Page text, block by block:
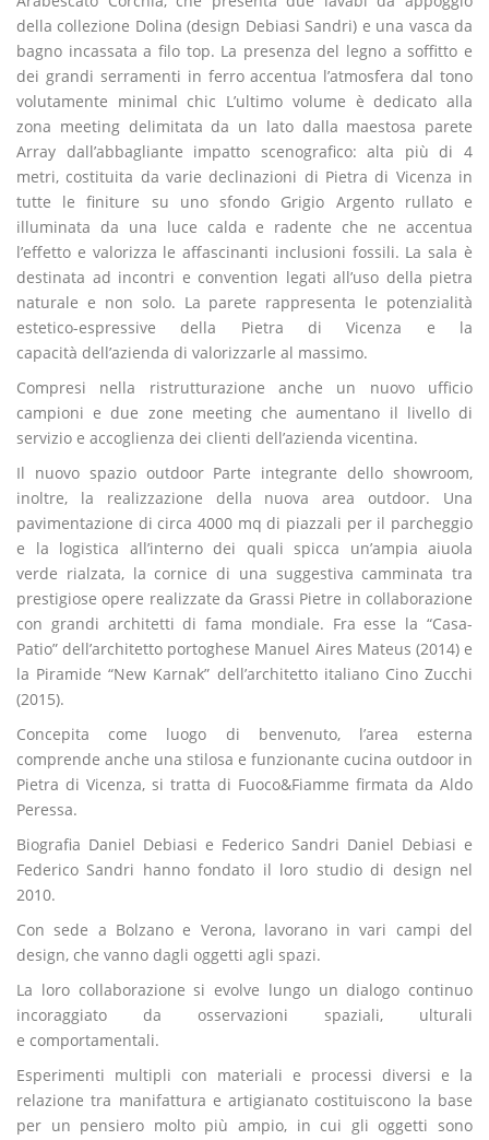
della collezione Dolina (design Debiasi Sandri) e una vasca da
bagno incassata a filo top. La presenza del legno a soffitto e
dei grandi serramenti in ferro accentua l’atmosfera dal tono
volutamente minimal chic L’ultimo volume è dedicato alla
zona meeting delimitata da un lato dalla maestosa parete
Array dall’abbagliante impatto scenografico: alta più di 4
metri, costituita da varie declinazioni di Pietra di Vicenza in
tutte le finiture su uno sfondo Grigio Argento rullato e
illuminata da una luce calda e radente che ne accentua
l’effetto e valorizza le affascinanti inclusioni fossili. La sala è
destinata ad incontri e convention legati all’uso della pietra
naturale e non solo. La parete rappresenta le potenzialità
estetico-espressive della Pietra di Vicenza e la
capacità dell’azienda di valorizzarle al massimo.
Compresi nella ristrutturazione anche un nuovo ufficio
campioni e due zone meeting che aumentano il livello di
servizio e accoglienza dei clienti dell’azienda vicentina.
Il nuovo spazio outdoor Parte integrante dello showroom,
inoltre, la realizzazione della nuova area outdoor. Una
pavimentazione di circa 4000 mq di piazzali per il parcheggio
e la logistica all’interno dei quali spicca un’ampia aiuola
verde rialzata, la cornice di una suggestiva camminata tra
prestigiose opere realizzate da Grassi Pietre in collaborazione
con grandi architetti di fama mondiale. Fra esse la “Casa-
Patio” dell’architetto portoghese Manuel Aires Mateus (2014) e
la Piramide “New Karnak” dell’architetto italiano Cino Zucchi
(2015).
Concepita come luogo di benvenuto, l’area esterna
comprende anche una stilosa e funzionante cucina outdoor in
Pietra di Vicenza, si tratta di Fuoco&Fiamme firmata da Aldo
Peressa.
Biografia Daniel Debiasi e Federico Sandri Daniel Debiasi e
Federico Sandri hanno fondato il loro studio di design nel
2010.
Con sede a Bolzano e Verona, lavorano in vari campi del
design, che vanno dagli oggetti agli spazi.
La loro collaborazione si evolve lungo un dialogo continuo
incoraggiato da osservazioni spaziali, ulturali
e comportamentali.
Esperimenti multipli con materiali e processi diversi e la
relazione tra manifattura e artigianato costituiscono la base
per un pensiero molto più ampio, in cui gli oggetti sono